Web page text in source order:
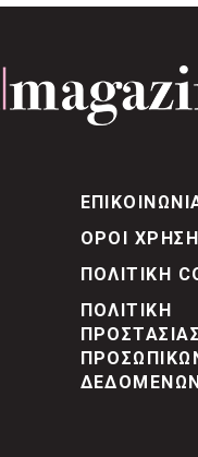
ΟΡΟΙ
ΠΟΛΙΤΙΚΗ
ΠΟΛΙΤΙΚΗ
ΠΡΟΣΤΑΣΙΑΣ